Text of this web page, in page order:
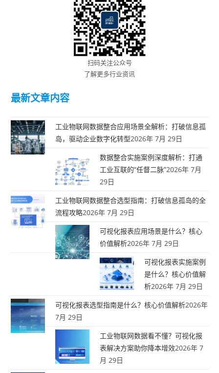
扫码关注公众号
了解更多行业资讯
最新文章内容
工业物联网数据整合应用场景全解析：打破信息孤
岛，驱动企业数字化转型2026年 7月 29日
数据整合实施案例深度解析：打通
工业互联的“任督二脉”2026年 7月
29日
工业物联网数据整合选型指南：打破信息孤岛的全
流程攻略2026年 7月 29日
可视化报表应用场景是什么？核心
价值解析2026年 7月 29日
可视化报表实施案例
是什么？核心价值解
析2026年 7月 29日
可视化报表选型指南是什么？核心价值解析2026年
7月 29日
工业物联网数据看不懂？可视化报
表解决方案助你降本增效2026年 7
月 29日